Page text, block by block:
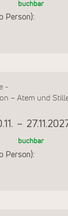
buchbar
Person):
-
– Atem und
–
buchbar
Person):